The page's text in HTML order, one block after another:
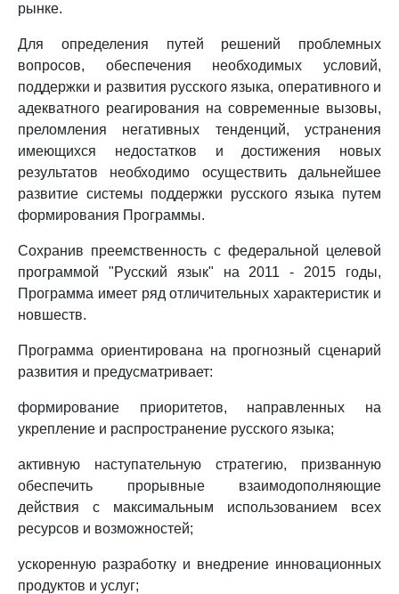
рынке.
Для определения путей решений проблемных
вопросов, обеспечения необходимых условий,
поддержки и развития русского языка, оперативного и
адекватного реагирования на современные вызовы,
преломления негативных тенденций, устранения
имеющихся недостатков и достижения новых
результатов необходимо осуществить дальнейшее
развитие системы поддержки русского языка путем
формирования Программы.
Сохранив преемственность с федеральной целевой
программой "Русский язык" на 2011 - 2015 годы,
Программа имеет ряд отличительных характеристик и
новшеств.
Программа ориентирована на прогнозный сценарий
развития и предусматривает:
формирование приоритетов, направленных на
укрепление и распространение русского языка;
активную наступательную стратегию, призванную
обеспечить прорывные взаимодополняющие
действия с максимальным использованием всех
ресурсов и возможностей;
ускоренную разработку и внедрение инновационных
продуктов и услуг;